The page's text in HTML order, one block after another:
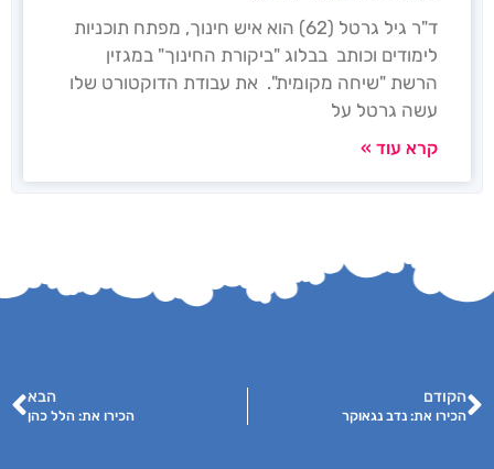
ד"ר גיל גרטל (62) הוא איש חינוך, מפתח תוכניות
לימודים וכותב בבלוג "ביקורת החינוך" במגזין
הרשת "שיחה מקומית". את עבודת הדוקטורט שלו
עשה גרטל על
קרא עוד »
הקודם
הכירו את: נדב נגאוקר
הבא
הכירו את: הלל כהן